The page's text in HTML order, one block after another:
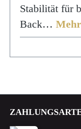
Stabilität für
Back… Mehr